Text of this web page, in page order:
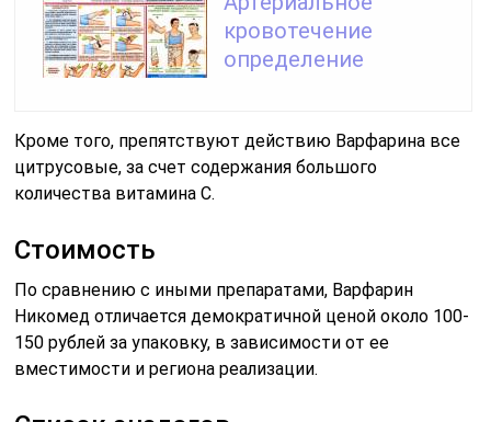
кровотечение
определение
Кроме того, препятствуют действию Варфарина все
цитрусовые, за счет содержания большого
количества витамина С.
Стоимость
По сравнению с иными препаратами, Варфарин
Никомед отличается демократичной ценой около 100-
150 рублей за упаковку, в зависимости от ее
вместимости и региона реализации.